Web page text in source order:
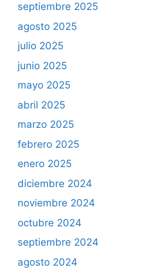
septiembre 2025
agosto 2025
julio 2025
junio 2025
mayo 2025
abril 2025
marzo 2025
febrero 2025
enero 2025
diciembre 2024
noviembre 2024
octubre 2024
septiembre 2024
agosto 2024